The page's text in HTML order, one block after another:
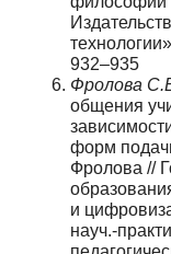
932–935
Фролова
общения
форм
Фролова //
и
на­уч.-